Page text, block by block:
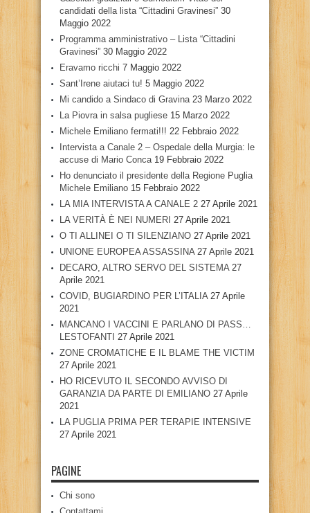
candidati della lista “Cittadini Gravinesi” 30
Maggio 2022
Programma amministrativo – Lista “Cittadini
Gravinesi” 30 Maggio 2022
Eravamo ricchi 7 Maggio 2022
Sant’Irene aiutaci tu! 5 Maggio 2022
Mi candido a Sindaco di Gravina 23 Marzo 2022
La Piovra in salsa pugliese 15 Marzo 2022
Michele Emiliano fermati!!! 22 Febbraio 2022
Intervista a Canale 2 – Ospedale della Murgia: le
accuse di Mario Conca 19 Febbraio 2022
Ho denunciato il presidente della Regione Puglia
Michele Emiliano 15 Febbraio 2022
LA MIA INTERVISTA A CANALE 2 27 Aprile 2021
LA VERITÀ È NEI NUMERI 27 Aprile 2021
O TI ALLINEI O TI SILENZIANO 27 Aprile 2021
UNIONE EUROPEA ASSASSINA 27 Aprile 2021
DECARO, ALTRO SERVO DEL SISTEMA 27
Aprile 2021
COVID, BUGIARDINO PER L’ITALIA 27 Aprile
2021
MANCANO I VACCINI E PARLANO DI PASS…
LESTOFANTI 27 Aprile 2021
ZONE CROMATICHE E IL BLAME THE VICTIM
27 Aprile 2021
HO RICEVUTO IL SECONDO AVVISO DI
GARANZIA DA PARTE DI EMILIANO 27 Aprile
2021
LA PUGLIA PRIMA PER TERAPIE INTENSIVE
27 Aprile 2021
PAGINE
Chi sono